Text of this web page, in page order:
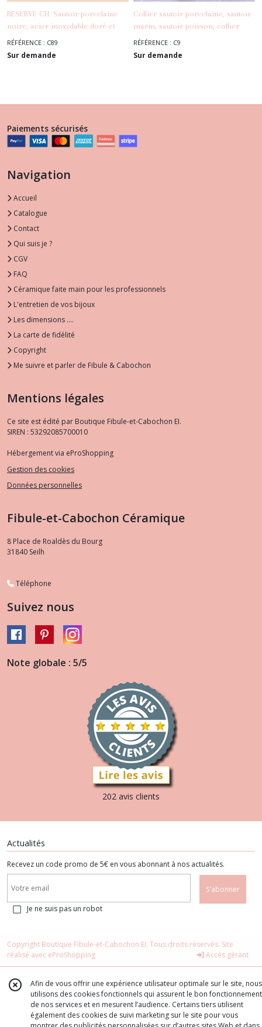
RESERVE CH. Sautoir porcelaine
noire, acier inoxydable doré et
gold filed, verre tchèque
RÉFÉRENCE : C89
Sur demande
Collier sautoir porcelaine, sautoir
marin, sautoir poisson, collier
coquillages, collier céramique,
sautoir blanc et argenté, collier
RÉFÉRENCE : C9
Sur demande
Paiements sécurisés
Navigation
Accueil
Catalogue
Contact
Qui suis je ?
CGV
FAQ
Céramique faite main pour les professionnels
L'entretien de vos bijoux
Les dimensions ....
La carte de fidélité
Copyright
Me suivre et parler de Fibule & Cabochon
Mentions légales
Ce site est édité par Boutique Fibule-et-Cabochon EI.
SIREN : 53292085700010
Hébergement via eProShopping
Gestion des cookies
Données personnelles
Fibule-et-Cabochon Céramique
8 Place de Roaldès du Bourg
31840 Seilh
Téléphone
Suivez nous
Note globale : 5/5
202 avis clients
Actualités
Recevez un code promo de 5€ en vous abonnant à nos actualités.
S'abonner
Je ne suis pas un robot
Copyright Boutique Fibule-et-Cabochon EI. Tous droits réservés. Site
réalisé avec eProShopping Accès gérant
Afin de vous offrir une expérience utilisateur optimale sur le site, nous
utilisons des cookies fonctionnels qui assurent le bon fonctionnement
de nos services et en mesurent l’audience. Certains tiers utilisent
également des cookies de suivi marketing sur le site pour vous